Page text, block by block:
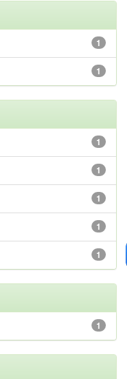
1
1
1
1
1
1
1
1